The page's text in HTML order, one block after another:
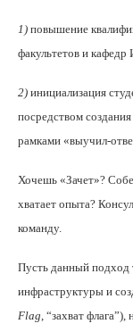
1) повышение
факультетов и кафедр
2) инициализация
посредством
рамками «выучил-
Хочешь «Зачет»?
хватает опыта?
команду.
Пусть данный подход
инфраструктуры и
Flag, “захват флага”),